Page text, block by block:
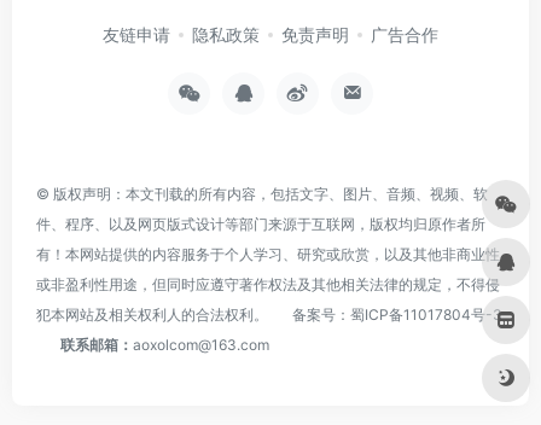
友链申请 隐私政策 免责声明 广告合作
© 版权声明：本文刊载的所有内容，包括文字、图片、音频、视频、软
件、程序、以及网页版式设计等部门来源于互联网，版权均归原作者所
有！本网站提供的内容服务于个人学习、研究或欣赏，以及其他非商业性
或非盈利性用途，但同时应遵守著作权法及其他相关法律的规定，不得侵
犯本网站及相关权利人的合法权利。
备案号： 蜀ICP备11017804号-3
联系邮箱： aoxolcom@163.com